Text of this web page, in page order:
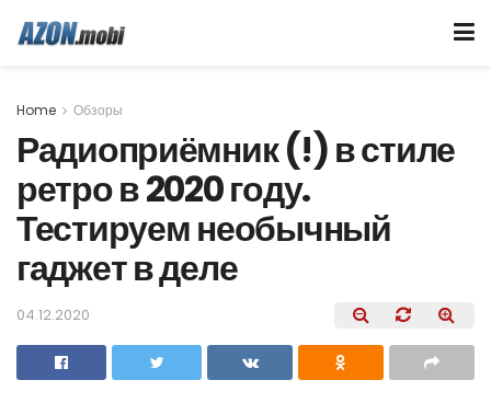
Home Обзоры
Радиоприёмник (!) в стиле
ретро в 2020 году.
Тестируем необычный
гаджет в деле
04.12.2020